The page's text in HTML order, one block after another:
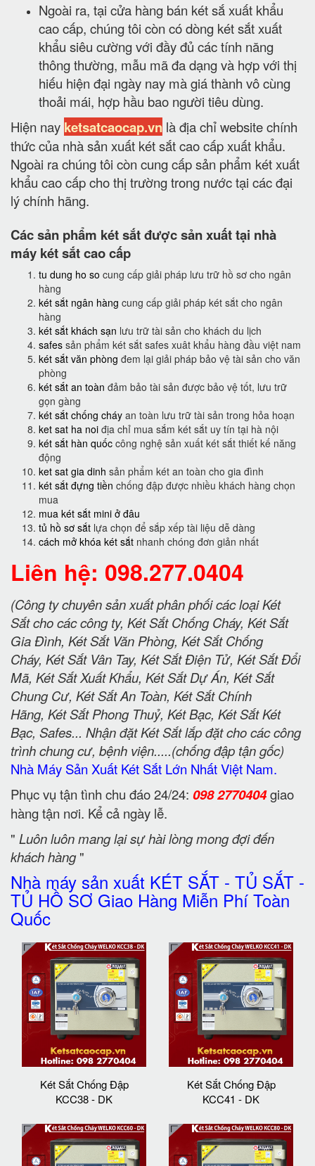
Ngoài ra, tại cửa hàng bán két sắ xuất khẩu
cao cấp, chúng tôi còn có dòng két sắt xuất
khẩu siêu cường với đầy đủ các tính năng
thông thường, mẫu mã đa dạng và hợp với thị
hiếu hiện đại ngày nay mà giá thành vô cùng
thoải mái, hợp hầu bao người tiêu dùng.
Hiện nay ketsatcaocap.vn là địa chỉ website chính
thức của nhà sản xuất két sắt cao cấp xuất khẩu.
Ngoài ra chúng tôi còn cung cấp sản phẩm két xuất
khẩu cao cấp cho thị trường trong nước tại các đại
lý chính hãng.
Các sản phẩm két sắt được sản xuất tại nhà
máy két sắt cao cấp
tu dung ho so cung cấp giải pháp lưu trữ hồ sơ cho ngân
hàng
két sắt ngân hàng cung cấp giải pháp két sắt cho ngân
hàng
két sắt khách sạn lưu trữ tài sản cho khách du lịch
safes sản phẩm két sắt safes xuât khẩu hàng đầu việt nam
két sắt văn phòng đem lại giải pháp bảo vệ tài sản cho văn
phòng
két sắt an toàn đảm bảo tài sản được bảo vệ tốt, lưu trữ
gọn gàng
két sắt chống cháy an toàn lưu trữ tài sản trong hỏa hoạn
ket sat ha noi địa chỉ mua sắm két sắt uy tín tại hà nội
két sắt hàn quốc công nghệ sản xuất két sắt thiết kế năng
động
ket sat gia dinh sản phẩm két an toàn cho gia đình
két sắt đựng tiền chống đập được nhiều khách hàng chọn
mua
mua két sắt mini ở đâu
tủ hồ sơ sắt lựa chọn để sắp xếp tài liệu dễ dàng
cách mở khóa két sắt nhanh chóng đơn giản nhất
Liên hệ: 098.277.0404
(Công ty chuyên sản xuất phân phối các loại Két
Sắt cho các công ty, Két Sắt Chống Cháy, Két Sắt
Gia Đình, Két Sắt Văn Phòng, Két Sắt Chống
Cháy, Két Sắt Vân Tay, Két Sắt Điện Tử, Két Sắt Đổi
Mã, Két Sắt Xuất Khẩu, Két Sắt Dự Án, Két Sắt
Chung Cư, Két Sắt An Toàn, Két Sắt Chính
Hãng, Két Sắt Phong Thuỷ, Két Bạc, Két Sắt Két
Bạc, Safes... Nhận đặt Két Sắt lắp đặt cho các công
trình chung cư, bệnh viện.....(chống đập tận gốc)
Nhà Máy Sản Xuất Két Sắt Lớn Nhất Việt Nam.
Phục vụ tận tình chu đáo 24/24: 098 2770404giao
hàng tận nơi. Kể cả ngày lễ.
" Luôn luôn mang lại sự hài lòng mong đợi đến
khách hàng"
Nhà máy sản xuất KÉT SẮT - TỦ SẮT -
TỦ HỒ SƠ Giao Hàng Miễn Phí Toàn
Quốc
Két Sắt Chống Đập
KCC38 - DK
Két Sắt Chống Đập
KCC41 - DK